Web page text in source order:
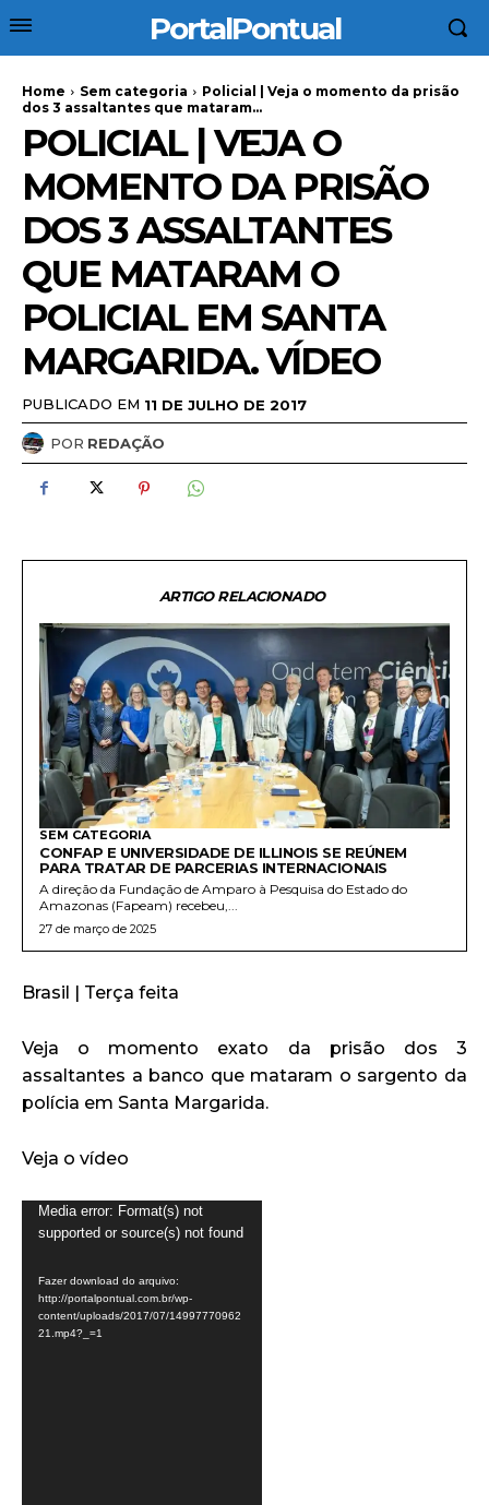
PortalPontual
Home Sem categoria
Policial | Veja o momento da prisão
dos 3 assaltantes que mataram...
POLICIAL | VEJA O
MOMENTO DA PRISÃO
DOS 3 ASSALTANTES
QUE MATARAM O
POLICIAL EM SANTA
MARGARIDA. VÍDEO
PUBLICADO EM 11 DE JULHO DE 2017
POR REDAÇÃO
ARTIGO RELACIONADO
SEM CATEGORIA
CONFAP E UNIVERSIDADE DE ILLINOIS SE REÚNEM
PARA TRATAR DE PARCERIAS INTERNACIONAIS
A direção da Fundação de Amparo à Pesquisa do Estado do
Amazonas (Fapeam) recebeu,...
27 de março de 2025
Brasil | Terça feita
Veja o momento exato da prisão dos 3
assaltantes a banco que mataram o sargento da
polícia em Santa Margarida.
Veja o vídeo
Media error: Format(s) not
supported or source(s) not found
Fazer download do arquivo:
http://portalpontual.com.br/wp-
content/uploads/2017/07/14997770962
21.mp4?_=1